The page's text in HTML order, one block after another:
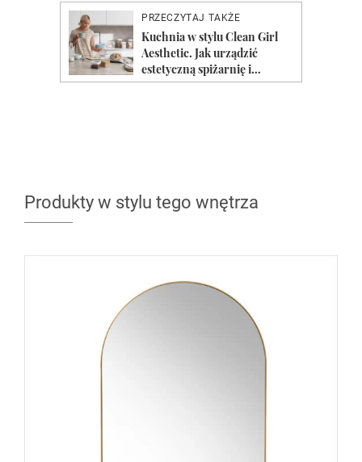
Produkty w stylu tego wnętrza